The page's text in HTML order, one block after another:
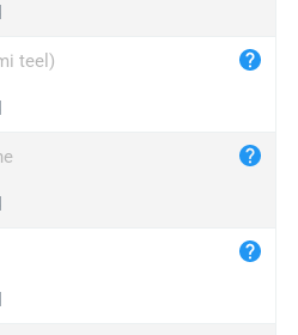
teel)